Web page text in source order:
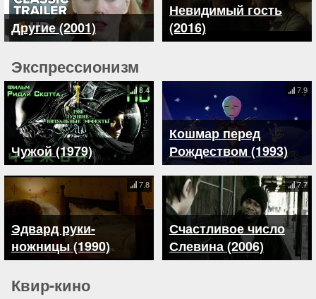
Другие (2001)
Невидимый гость
(2016)
Экспрессионизм
Чужой (1979)
8.4
Кошмар перед
Рождеством (1993)
7.9
Эдвард руки-
ножницы (1990)
7.8
Счастливое число
Слевина (2006)
7.7
Квир-кино